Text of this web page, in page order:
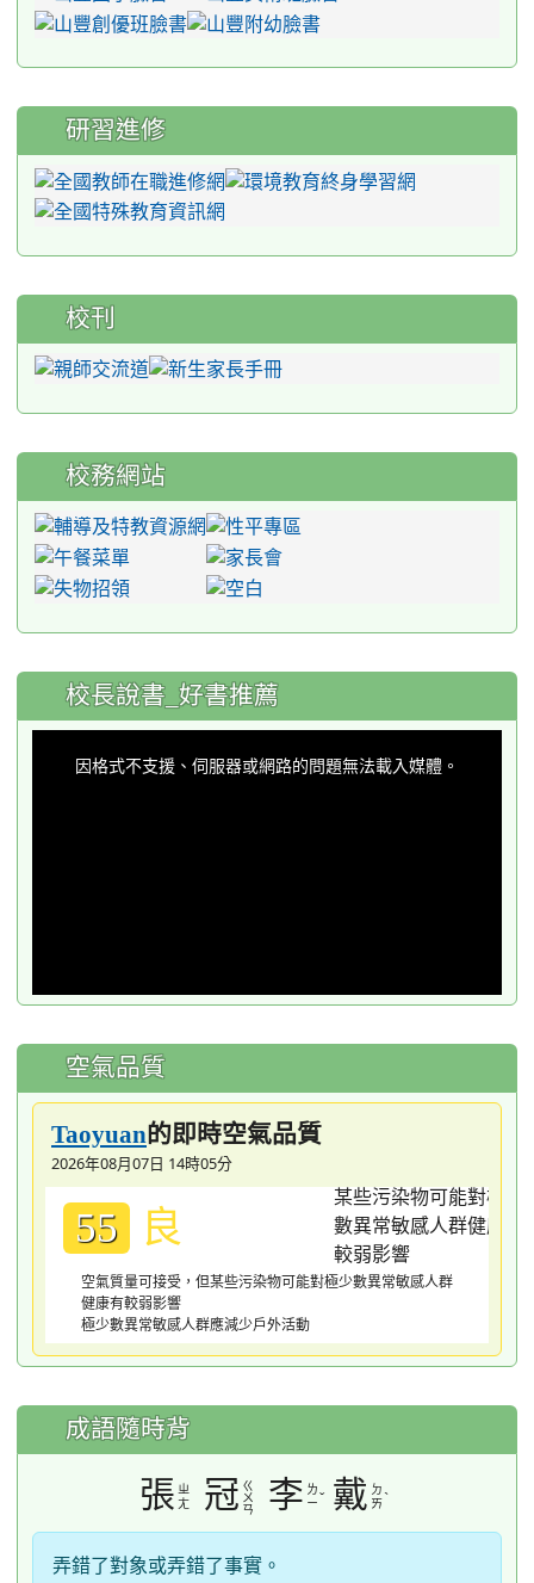
研習進修
校刊
校務網站
:::
校長說書_好書推薦
因格式不支援、伺服器或網路的問題無法載入媒體。
空氣品質
Taoyuan的即時空氣品質
2026年08月07日 14時05分
55 良
空氣質量可接受，但某些污染物可能對極少數異常敏感人群
健康有較弱影響
極少數異常敏感人群應減少戶外活動
成語隨時背
張 ㄓ
ㄤ
冠 ㄍ
ㄨ
ㄢ
李 ㄌ
ㄧˇ 戴 ㄉ
ㄞˋ
弄錯了對象或弄錯了事實。